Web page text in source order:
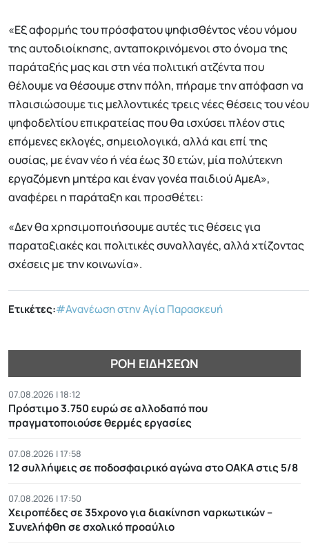
«Εξ αφορμής του πρόσφατου ψηφισθέντος νέου νόμου
της αυτοδιοίκησης, ανταποκρινόμενοι στο όνομα της
παράταξής μας και στη νέα πολιτική ατζέντα που
θέλουμε να θέσουμε στην πόλη, πήραμε την απόφαση να
πλαισιώσουμε τις μελλοντικές τρεις νέες θέσεις του νέου
ψηφοδελτίου επικρατείας που θα ισχύσει πλέον στις
επόμενες εκλογές, σημειολογικά, αλλά και επί της
ουσίας, με έναν νέο ή νέα έως 30 ετών, μία πολύτεκνη
εργαζόμενη μητέρα και έναν γονέα παιδιού ΑμεΑ»,
αναφέρει η παράταξη και προσθέτει:
«Δεν θα χρησιμοποιήσουμε αυτές τις θέσεις για
παραταξιακές και πολιτικές συναλλαγές, αλλά χτίζοντας
σχέσεις με την κοινωνία».
Ετικέτες:#Ανανέωση στην Αγία Παρασκευή
ΡΟΉ ΕΙΔΉΣΕΩΝ
07.08.2026 | 18:12
Πρόστιμο 3.750 ευρώ σε αλλοδαπό που
πραγματοποιούσε θερμές εργασίες
07.08.2026 | 17:58
12 συλλήψεις σε ποδοσφαιρικό αγώνα στο ΟΑΚΑ στις 5/8
07.08.2026 | 17:50
Χειροπέδες σε 35χρονο για διακίνηση ναρκωτικών –
Συνελήφθη σε σχολικό προαύλιο